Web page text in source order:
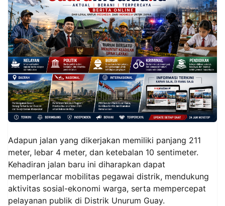
Adapun jalan yang dikerjakan memiliki panjang 211
meter, lebar 4 meter, dan ketebalan 10 sentimeter.
Kehadiran jalan baru ini diharapkan dapat
memperlancar mobilitas pegawai distrik, mendukung
aktivitas sosial-ekonomi warga, serta mempercepat
pelayanan publik di Distrik Unurum Guay.